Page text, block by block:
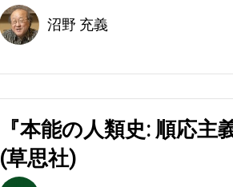
沼野 充義
『本能の人類史: 順応
(草思社)